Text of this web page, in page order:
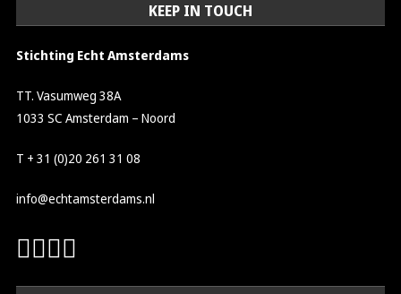
KEEP IN TOUCH
Stichting Echt Amsterdams
TT. Vasumweg 38A
1033 SC Amsterdam – Noord
T + 31 (0)20 261 31 08
info@echtamsterdams.nl